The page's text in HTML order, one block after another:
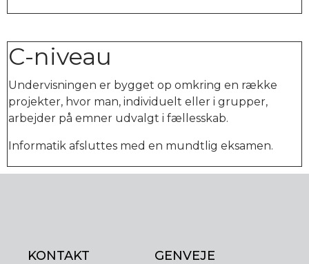
C-niveau
Undervisningen er bygget op omkring en række
projekter, hvor man, individuelt eller i grupper,
arbejder på emner udvalgt i fællesskab.
Informatik afsluttes med en mundtlig eksamen.
KONTAKT GENVEJE